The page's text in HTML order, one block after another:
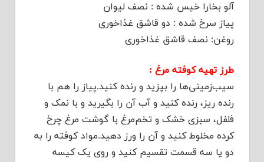
آلو بخارا خیس شده : نصف لیوان
پیاز سرخ شده : دو قاشق غذا‌خوری
روغن: نصف قاشق غذا‌خوری
طرز تهیه کوفته مرغ :
سیب‌زمینی‌ها را بپزید و رنده کنید.پیاز را هم با
رنده ریز، رنده کنید و آب آن را بگیرید و با نمک و
فلفل، سبزی خشک و تخم‌مرغ با گوشت مرغ چرخ
کرده مخلوط کنید و آن را ورز دهید.مواد کوفته را به
دو یا سه قسمت تقسیم کنید و روی یک کیسه